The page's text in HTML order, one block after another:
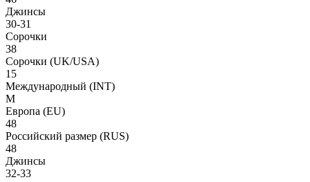
Джинсы
30-31
Сорочки
38
Сорочки (UK/USA)
15
Международный (INT)
M
Европа (EU)
48
Российский размер (RUS)
48
Джинсы
32-33